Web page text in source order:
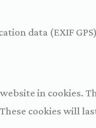
data (EXIF GPS)
in cookies.
cookies will